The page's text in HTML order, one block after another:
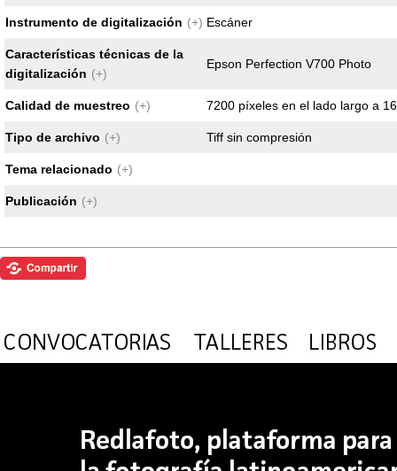
Instrumento de digitalización (+) Escáner
Características técnicas de la
digitalización (+)
Epson Perfection V700 Photo
Calidad de muestreo (+) 7200 píxeles en el lado largo a
Tipo de archivo (+) Tiff sin compresión
Tema relacionado (+)
Publicación (+)